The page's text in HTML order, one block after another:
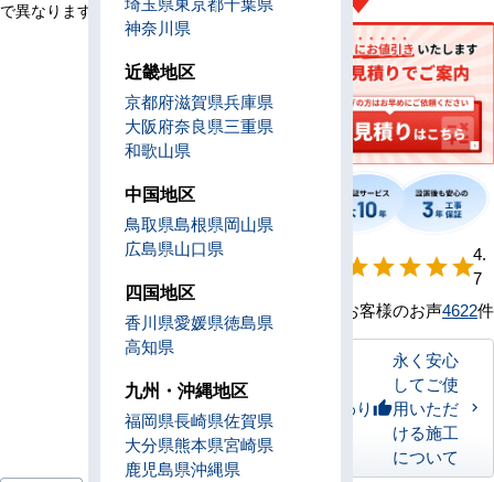
で異なります。
【形状別】満足
starstarstarstarstar
4.
7
お客様のお声4622件
私たちのこだわりthumb_up
永く安心
してご使
用いただ
ける施工
について
神奈川県
近畿地区
京都府滋賀県兵庫県
大阪府奈良県三重県
和歌山県
中国地区
鳥取県島根県岡山県
広島県山口県
四国地区
香川県愛媛県徳島県
高知県
九州・沖縄地区
福岡県長崎県佐賀県
大分県熊本県宮崎県
鹿児島県沖縄県